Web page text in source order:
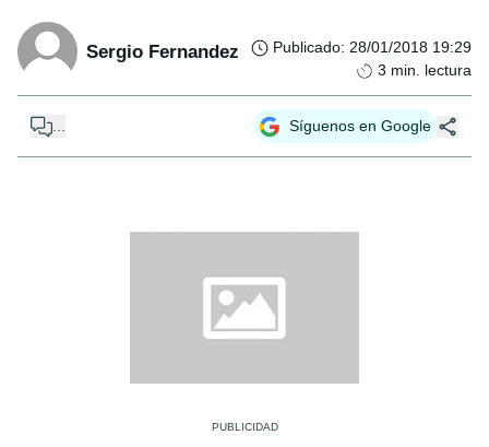
Sergio Fernandez Publicado: 28/01/2018 19:29
3 min. lectura
... Síguenos en Google